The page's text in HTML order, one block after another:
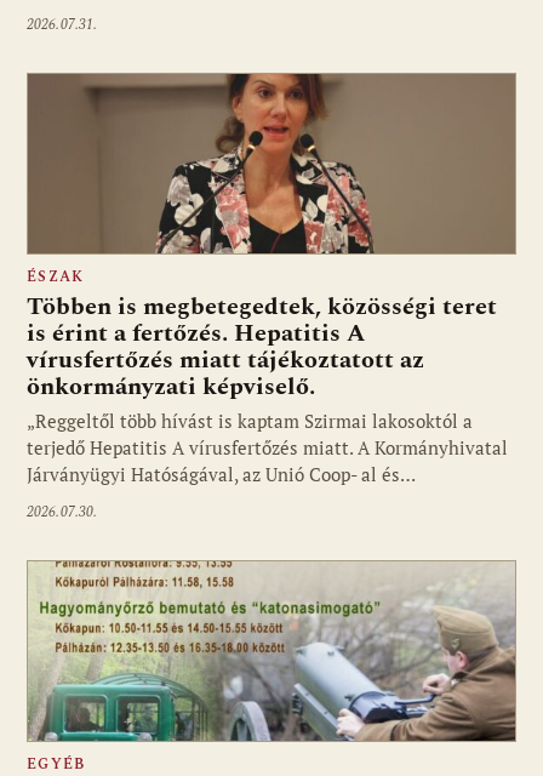
2026.07.31.
ÉSZAK
Többen is megbetegedtek, közösségi teret
is érint a fertőzés. Hepatitis A
vírusfertőzés miatt tájékoztatott az
önkormányzati képviselő.
„Reggeltől több hívást is kaptam Szirmai lakosoktól a
terjedő Hepatitis A vírusfertőzés miatt. A Kormányhivatal
Járványügyi Hatóságával, az Unió Coop- al és…
2026.07.30.
EGYÉB